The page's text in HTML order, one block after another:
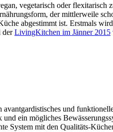
vegetarisch oder flexitarisch
der mittlerweile
abgestimmt ist. Erstmals
derLivingKitchen im Jänner 2015
avantgardistisches und
ein mögliches
System mit den Qualitäts-